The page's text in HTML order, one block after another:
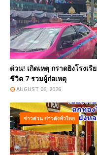
ด่วน! เกิดเหตุ กราดยิงโรงเ
ชีวิต 7 รวมผู้ก่อเหตุ
AUGUST 06, 2026
ข่าวด่วน ข่าวดังทั่วไทย